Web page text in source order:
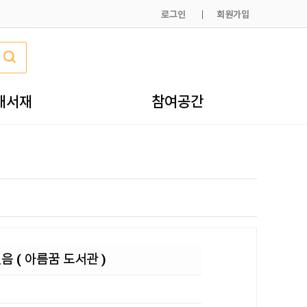
로그인 회원가입
서재 참여공간
( 아름꿈 도서관 )